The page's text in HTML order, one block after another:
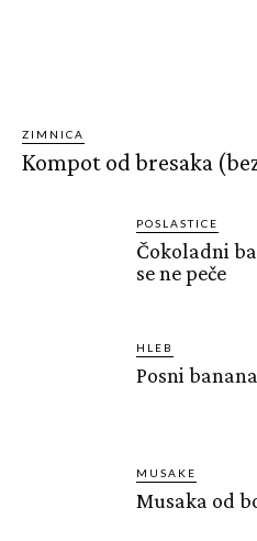
ZIMNICA
Kompot od bresaka
POSLASTICE
Čokoladni
se ne peče
HLEB
Posni
MUSAKE
Musaka od